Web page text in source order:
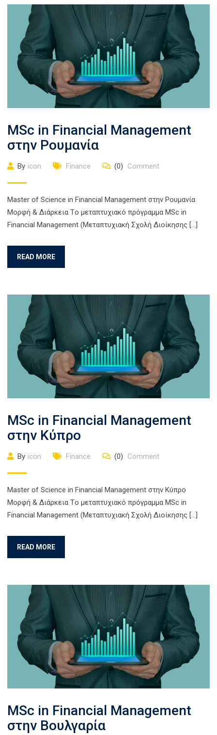
MSc in Financial Management
στην Ρουμανία
By icon Finance (0) Comment
Master of Science in Financial Management στην Ρουμανία
Μορφή & Διάρκεια Τo μεταπτυχιακό πρόγραμμα MSc in
Financial Management (Μεταπτυχιακή Σχολή Διοίκησης […]
READ MORE
MSc in Financial Management
στην Κύπρο
By icon Finance (0) Comment
Master of Science in Financial Management στην Κύπρο
Μορφή & Διάρκεια Τo μεταπτυχιακό πρόγραμμα MSc in
Financial Management (Μεταπτυχιακή Σχολή Διοίκησης […]
READ MORE
MSc in Financial Management
στην Βουλγαρία